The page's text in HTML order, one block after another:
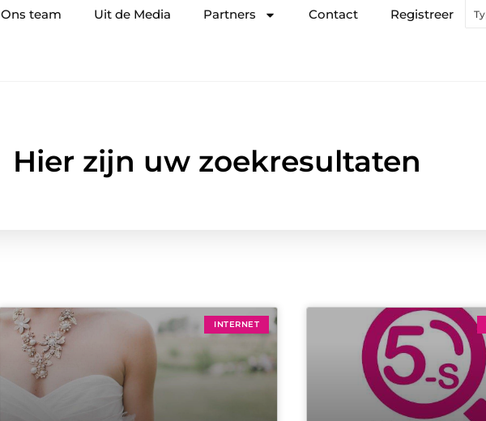
Ons team Uit de Media Partners Contact Registreer
Hier zijn uw zoekresultaten
INTERNET